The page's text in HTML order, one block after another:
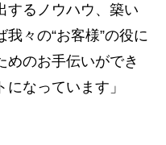
するノウハウ、築い
々の“お客様”の役に
めのお手伝いができ
なっています」